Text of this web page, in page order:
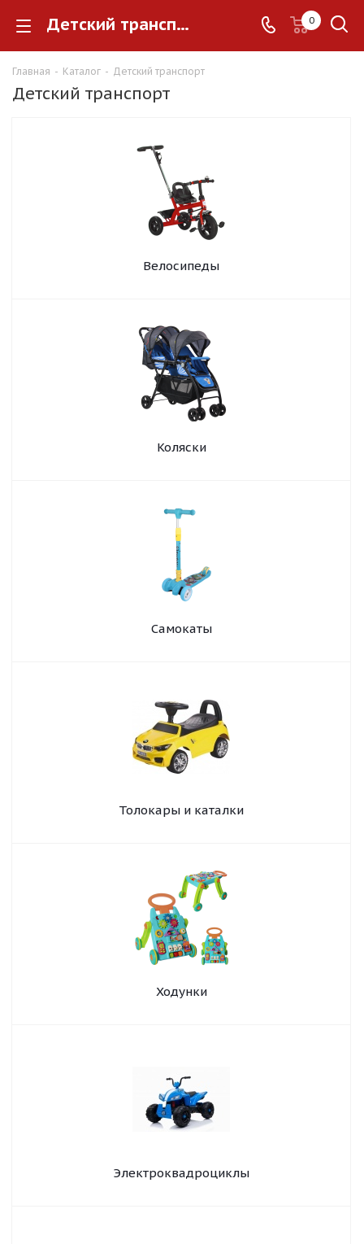
Детский транспорт 0
Главная - Каталог - Детский транспорт
Детский транспорт
Велосипеды
Коляски
Самокаты
Толокары и каталки
Ходунки
Электроквадроциклы